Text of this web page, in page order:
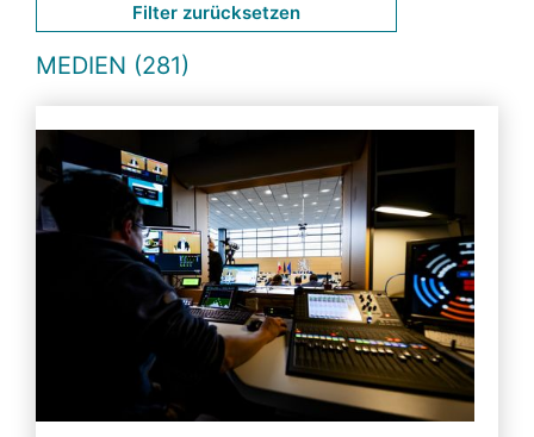
Filter zurücksetzen
MEDIEN (281)